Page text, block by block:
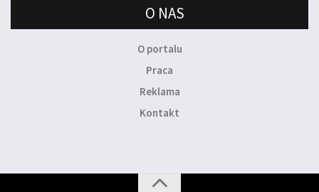
O NAS
O portalu
Praca
Reklama
Kontakt